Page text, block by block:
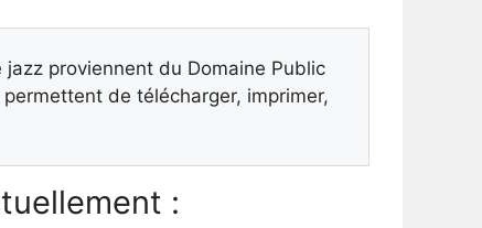
proviennent du Domaine Public
de télécharger, imprimer,
: